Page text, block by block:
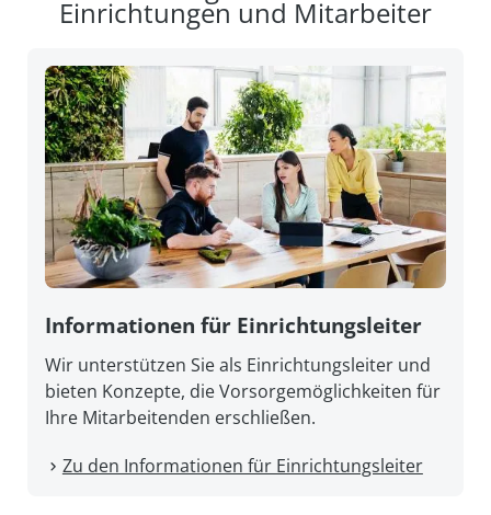
Einrichtungen und Mitarbeiter
Informationen für Einrichtungsleiter
Wir unterstützen Sie als Einrichtungsleiter und
bieten Konzepte, die Vorsorgemöglichkeiten für
Ihre Mitarbeitenden erschließen.
Zu den Informationen für Einrichtungsleiter